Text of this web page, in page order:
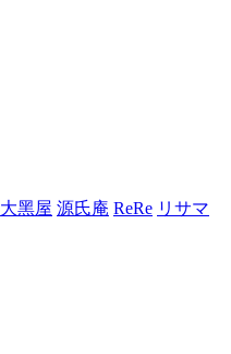
大黑屋 源氏庵 ReRe リサマ